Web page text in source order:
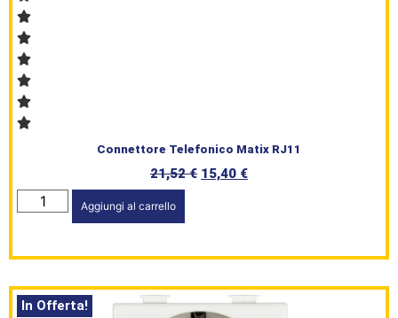
Connettore Telefonico Matix RJ11
21,52€ 15,40 €
Aggiungi al carrello
In Offerta!